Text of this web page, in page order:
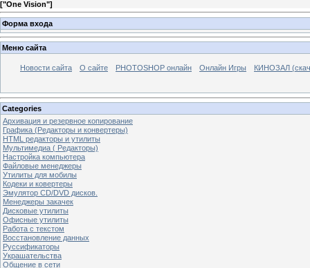
["One Vision"]
Форма входа
Меню сайта
Новости сайта О сайте PHOTOSHOP онлайн Онлайн Игры КИНОЗАЛ
Categories
Архивация и резервное копирование
Графика (Редакторы и конвертеры)
HTML редакторы и утилиты
Мультимедиа ( Редакторы)
Настройка компьютера
Файловые менеджеры
Утилиты для мобилы
Кодеки и ковертеры
Эмулятор CD/DVD дисков.
Менеджеры закачек
Дисковые утилиты
Офисные утилиты
Работа с текстом
Восстановление данных
Руссификаторы
Украшательства
Общение в сети